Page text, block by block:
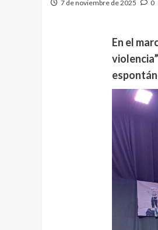
7 de noviembre de 2025 0
En el